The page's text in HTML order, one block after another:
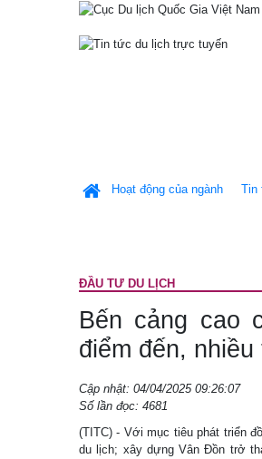
Hoạt động của ngành Tin
ÐẦU TƯ DU LỊCH
Bến cảng cao
điểm đến,
Cập nhật: 04/04/2025 09:26:07
Số lần đọc: 4681
(TITC) - Với mục tiêu phát triển
du lịch; xây dựng Vân Đồn trở